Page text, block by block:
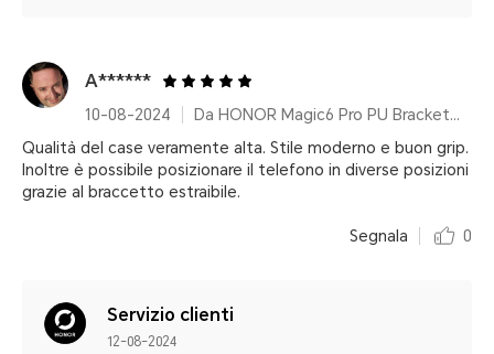
A******
10-08-2024
Da HONOR Magic6 Pro PU Bracket Case Green
Qualità del case veramente alta. Stile moderno e buon grip.
Inoltre è possibile posizionare il telefono in diverse posizioni
grazie al braccetto estraibile.
Segnala 0
Servizio clienti
12-08-2024